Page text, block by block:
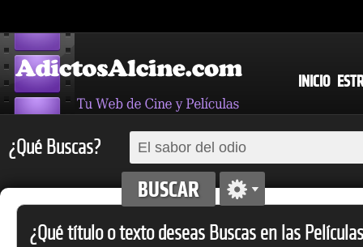
INICIO
¿Qué Buscas?
¿Qué título o texto deseas Buscas en las